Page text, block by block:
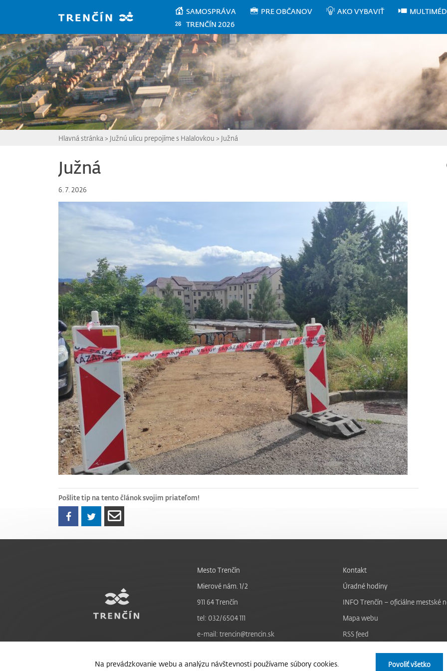
SAMOSPRÁVA PRE OBČANOV AKO VYBAVIŤ
TRENČÍN 2026
Hlavná stránka > Južnú ulicu prepojíme s Halalovkou > Južná
Južná
6. 7. 2026
Pošlite tip na tento článok svojim priateľom!
Na prevádzkovanie webu a analýzu návštevnosti používame súbory cookies. Povoliť všetko
Mesto Trenčín
Mierové nám. 1/2
911 64 Trenčín
tel: 032/6504 111
e-mail: trencin@trencin.sk
Kontakt
Úradné hodiny
INFO Trenčín – oficiálne mestské
Mapa webu
RSS feed